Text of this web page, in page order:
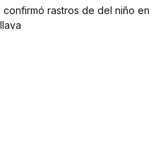
rastros de del niño en